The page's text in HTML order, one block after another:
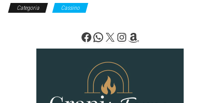
Categoria Cassino
Facebook
WhatsApp
X Instagram
Amazon